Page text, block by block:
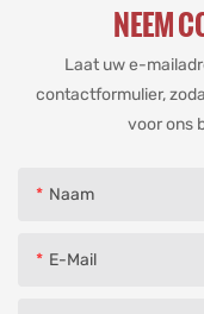
NEEM
Laat uw e-
contactformulier,
voor ons
Naam
E-Mail